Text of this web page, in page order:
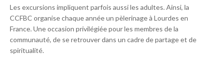
Les excursions impliquent parfois aussi les adultes. Ainsi, la
CCFBC organise chaque année un pèlerinage à Lourdes en
France. Une occasion privilégiée pour les membres de la
communauté, de se retrouver dans un cadre de partage et de
spiritualité.